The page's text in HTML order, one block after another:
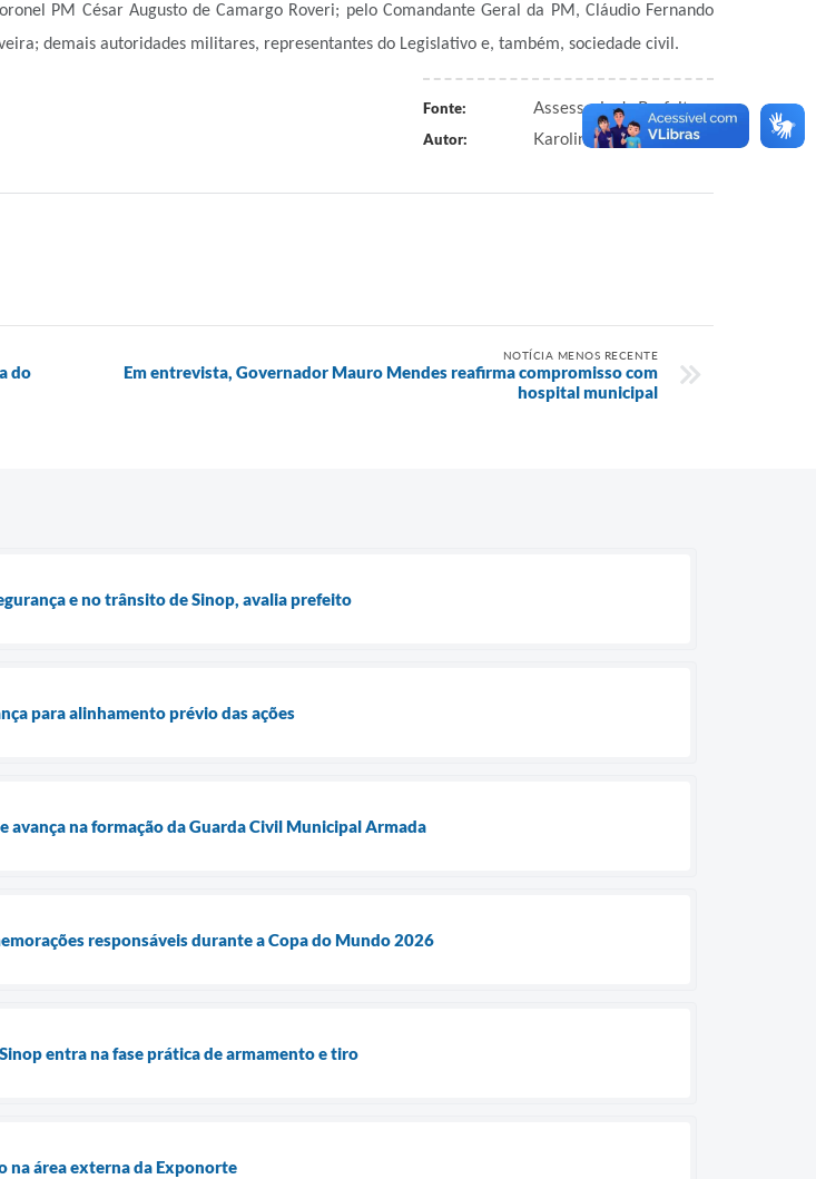
PM César Augusto de Camargo Roveri; pelo Comandante Geral da PM, Cláudio Fernando
demais autoridades militares, representantes do Legislativo e, também, sociedade civil.
Fonte: Assessoria da Prefeitura
Autor: Karoline Kuhn
do
NOTÍCIA MENOS RECENTE
Em entrevista, Governador Mauro Mendes reafirma compromisso com
hospital municipal
e no trânsito de Sinop, avalia prefeito
para alinhamento prévio das ações
na formação da Guarda Civil Municipal Armada
responsáveis durante a Copa do Mundo 2026
entra na fase prática de armamento e tiro
na área externa da Exponorte